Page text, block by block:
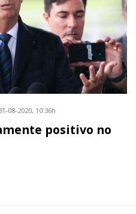
08-2020, 10:36h
positivo no